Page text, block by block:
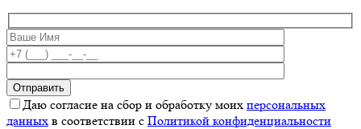
Даю согласие на сбор и обработку моих персональных
данных в соответствии с Политикой конфиденциальности